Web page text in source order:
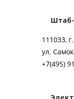
111033,
ул.
+7(495)